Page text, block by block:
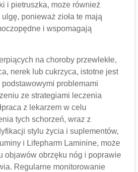
i pietruszka, może również
ponieważ zioła te mają
i wspomagają
na choroby przewlekłe,
nerek lub cukrzyca, istotne jest
problemami
ze strategiami leczenia
z lekarzem w celu
tych schorzeń, wraz z
stylu życia i suplementów,
i Lifepharm Laminine, może
objawów obrzęku nóg i poprawie
Regularne monitorowanie